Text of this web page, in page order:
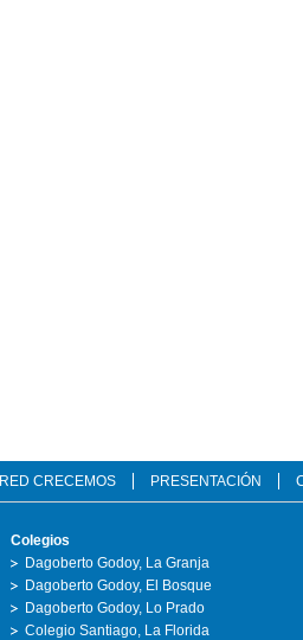
RED CRECEMOS PRESENTACIÓN
Colegios
Dagoberto Godoy, La Granja
Dagoberto Godoy, El Bosque
Dagoberto Godoy, Lo Prado
Colegio Santiago, La Florida